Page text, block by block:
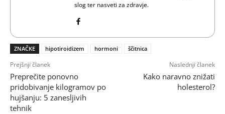
slog ter nasveti za zdravje.
ZNAČKE hipotiroidizem hormoni ščitnica
Prejšnji članek
Preprečite ponovno
pridobivanje kilogramov po
hujšanju: 5 zanesljivih
tehnik
Naslednji članek
Kako naravno znižati
holesterol?